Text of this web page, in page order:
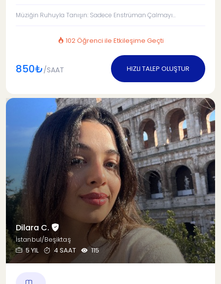
Müziğin Ruhuyla Tanışın: Sadece Enstrüman Çalmayı...
102 Öğrenci ile Etkileşime Geçti
850₺/SAAT HIZLI TALEP OLUŞTUR
Dilara C.
İstanbul/Beşiktaş
5 YIL
4 SAAT 115